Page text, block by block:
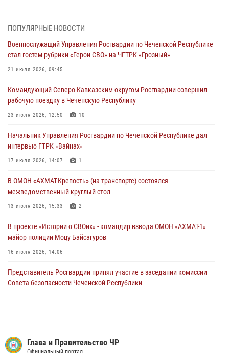
Военнослужащий Управления Росгвардии по Чеченской Республике
21 июля 2026, 09:45
В ДНР росгвардейцы уничтожили около 80 вражеских
19 июля 2026, 13:50
В Грозном Росгвардия обеспечила безопасность конно-спортивных
18 июля 2026, 13:46
Начальник Управления Росгвардии по Чеченской Республике дал
17 июля 2026, 14:07
ПОПУЛЯРНЫЕ НОВОСТИ
Военнослужащий Управления Росгвардии по Чеченской Республике
стал гостем рубрики «Герои СВО» на ЧГТРК «Грозный»
21 июля 2026, 09:45
Командующий Северо-Кавказским округом Росгвардии совершил
рабочую поездку в Чеченскую Республику
23 июля 2026, 12:50 10
Начальник Управления Росгвардии по Чеченской Республике дал
интервью ГТРК «Вайнах»
17 июля 2026, 14:07 1
В ОМОН «АХМАТ-Крепость» (на транспорте) состоялся
межведомственный круглый стол
13 июля 2026, 15:33 2
В проекте «Истории о СВОих» - командир взвода ОМОН «АХМАТ-1»
майор полиции Моцу Байсагуров
16 июля 2026, 14:06
Представитель Росгвардии принял участие в заседании комиссии
Совета безопасности Чеченской Республики
10 июля 2026, 18:25 9
Глава и Правительство ЧР